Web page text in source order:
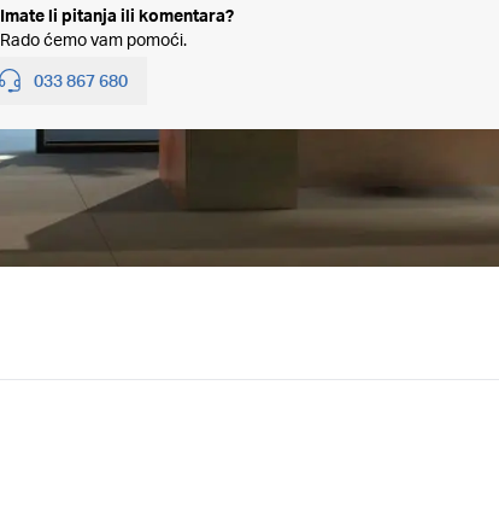
Imate li pitanja ili komentara?
Rado ćemo vam pomoći.
Headset
033 867 680